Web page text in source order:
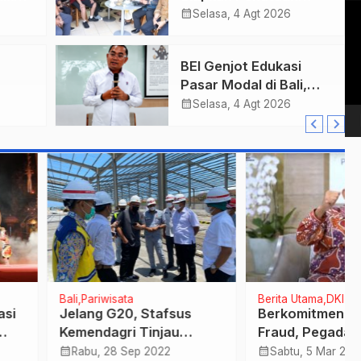
Wajah Pusat Kota,
Prioritas
calendar_monthSelasa, 4 Agt 2026
BEI Genjot Edukasi
Pasar Modal di Bali,
Obligasi Daerah Dinilai
Pembangunan
calendar_monthSelasa, 4 Agt 2026
G20, Stafsus
Tinjau
Pembangunan
28 Sep 2022
Berkomitmen Cegah
Fraud, Pegadaian Raih
Indonesia Excellence
calendar_month Sabtu, 5 Mar 2022